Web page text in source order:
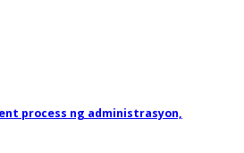
process ng administrasyon,